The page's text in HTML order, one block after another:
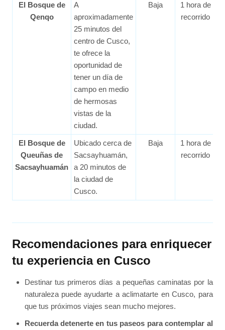
El Bosque de
Qenqo
A
aproximadamente
25 minutos del
centro de Cusco,
te ofrece la
oportunidad de
tener un día de
campo en medio
de hermosas
vistas de la
ciudad.
Baja
1 hora de
recorrido
El Bosque de
Queuñas de
Sacsayhuamán
Ubicado cerca de
Sacsayhuamán,
a 20 minutos de
la ciudad de
Cusco.
Baja
1 hora de
recorrido
Recomendaciones para enriquecer
tu experiencia en Cusco
Destinar tus primeros días a pequeñas caminatas por la
naturaleza puede ayudarte a aclimatarte en Cusco, para
que tus próximos viajes sean mucho mejores.
Recuerda detenerte en tus paseos para contemplar al